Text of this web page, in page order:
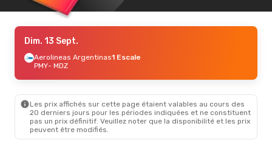
Dim. 13 Sept.
Aerolineas Argentinas1 Escale
PMY- MDZ
Les prix affichés sur cette page étaient valables au cours des
20 derniers jours pour les périodes indiquées et ne constituent
pas un prix définitif. Veuillez noter que la disponibilité et les prix
peuvent être modifiés.